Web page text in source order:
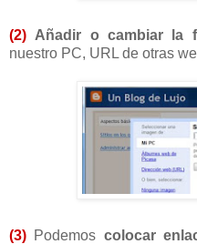
(2) Añadir o cambiar la
nuestro PC, URL de otras
(3) Podemos colocar